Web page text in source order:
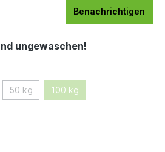
Benachrichtigen
ungewaschen!
50 kg 100 kg